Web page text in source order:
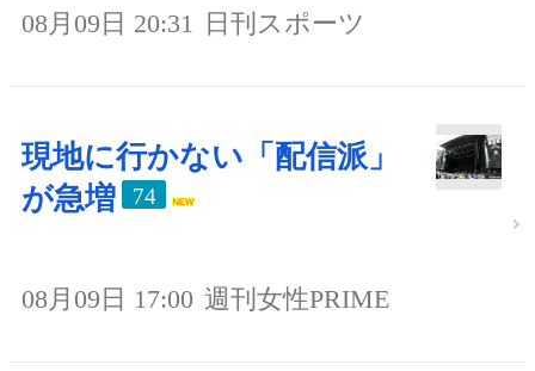
08月09日 20:31 日刊スポーツ
現地に行かない「配信派」
が急増
74
08月09日 17:00 週刊女性PRIME